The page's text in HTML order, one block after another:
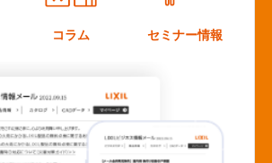
コラム セミナー情報